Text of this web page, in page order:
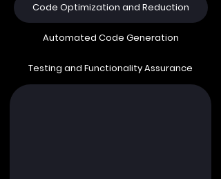
Code Optimization and Reduction
Automated Code Generation
Testing and Functionality Assurance